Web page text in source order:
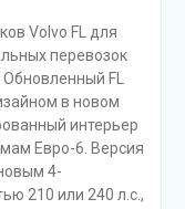
Volvo FL для
перевозок
FL
в новом
интерьер
Евро-6. Версия
4-
210 или 240 л.с.,